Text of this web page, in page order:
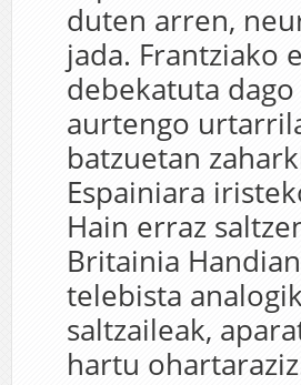
duten arren,
jada. Frantziako
debekatuta
aurtengo
batzuetan
Espainiara
Hain erraz
Britainia
telebista
saltzaileak,
hartu